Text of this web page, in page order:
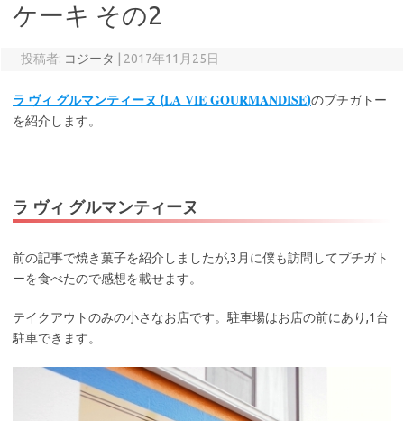
ケーキ その2
投稿者: コジータ 2017年11月25日
ラ ヴィ グルマンティーヌ (LA VIE GOURMANDISE)のプチガトー
を紹介します。
ラ ヴィ グルマンティーヌ
前の記事で焼き菓子を紹介しましたが,3月に僕も訪問してプチガト
ーを食べたので感想を載せます。
テイクアウトのみの小さなお店です。駐車場はお店の前にあり,1台
駐車できます。